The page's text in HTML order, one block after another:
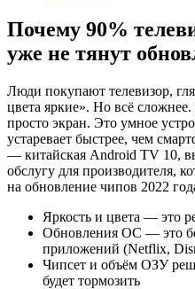
Почему 90%
уже не тянут
Люди покупают телевизор,
цвета яркие». Но всё
просто экран. Это умное
устаревает быстрее, чем
— китайская Android TV 10,
обслугу для производителя,
на обновление чипов 2022
Яркость и цвета — это
Обновления ОС — это
приложений (Netflix,
Чипсет и объём ОЗУ
будет тормозить